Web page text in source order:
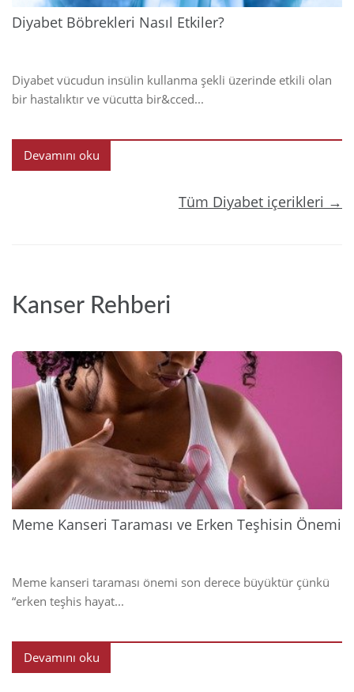
Diyabet Böbrekleri Nasıl Etkiler?
Diyabet vücudun insülin kullanma şekli üzerinde etkili olan
bir hastalıktır ve vücutta bir&cced...
Devamını oku
Tüm Diyabet içerikleri →
Kanser Rehberi
Meme Kanseri Taraması ve Erken Teşhisin Önemi
Meme kanseri taraması önemi son derece büyüktür çünkü
“erken teşhis hayat...
Devamını oku